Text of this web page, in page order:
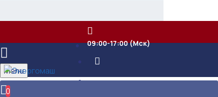
09:00-17:00 (Мск)
Menu
0